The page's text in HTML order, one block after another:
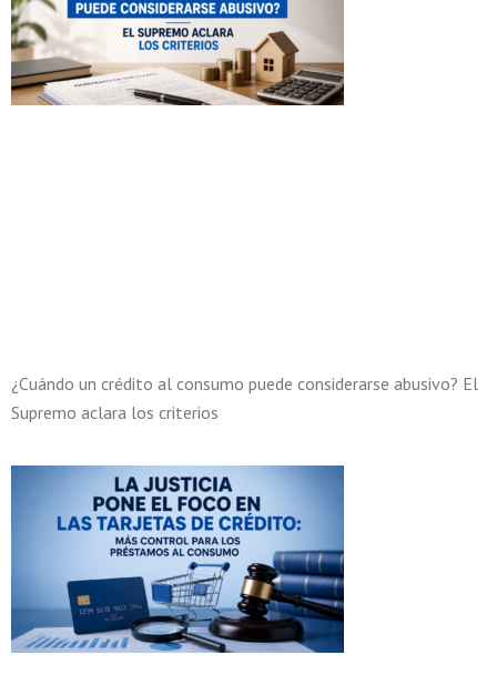
¿Cuándo un crédito al consumo puede considerarse abusivo? El
Supremo aclara los criterios